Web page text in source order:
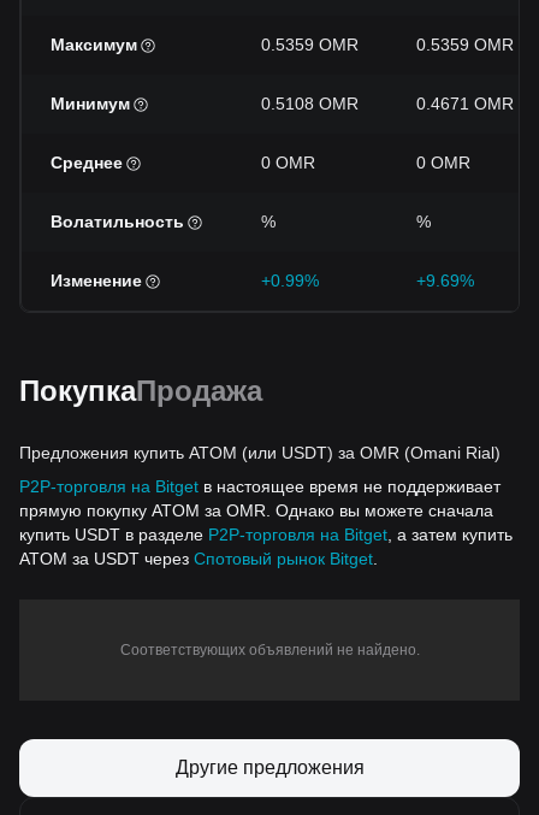
Максимум 0.5359 OMR 0.5359 OMR
Минимум 0.5108 OMR 0.4671 OMR
Среднее 0 OMR 0 OMR
Волатильность % %
Изменение +0.99% +9.69%
ПокупкаПродажа
Предложения купить ATOM (или USDT) за OMR (Omani Rial)
P2P-торговля на Bitget в настоящее время не поддерживает
прямую покупку ATOM за OMR. Однако вы можете сначала
купить USDT в разделе P2P-торговля на Bitget , а затем купить
ATOM за USDT через Спотовый рынок Bitget
Соответствующих объявлений не найдено.
Другие предложения